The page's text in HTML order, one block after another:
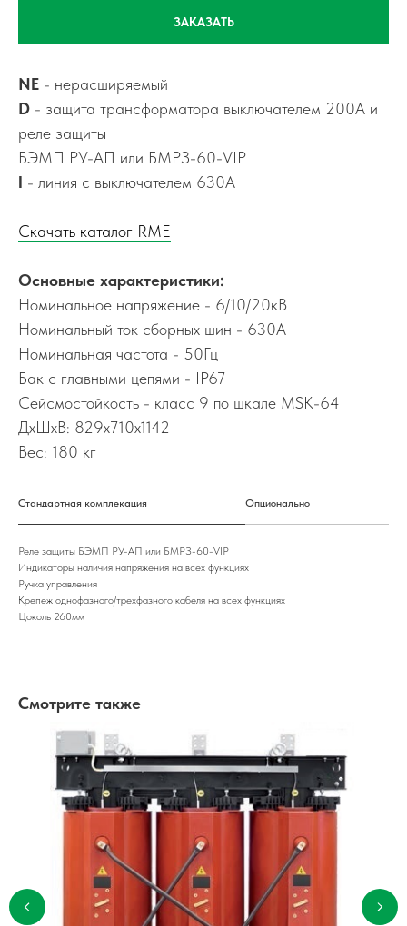
ЗАКАЗАТЬ
NE - нерасширяемый
D - защита трансформатора выключателем 200А и
реле защиты
БЭМП РУ-АП или БМРЗ-60-VIP
I - линия с выключателем 630А
Скачать каталог RME
Основные характеристики:
Номинальное напряжение - 6/10/20кВ
Номинальный ток сборных шин - 630А
Номинальная частота - 50Гц
Бак с главными цепями - IP67
Сейсмостойкость - класс 9 по шкале MSK-64
ДхШхВ: 829х710х1142
Вес: 180 кг
Стандартная комплекация Опционально
Реле защиты БЭМП РУ-АП или БМРЗ-60-VIP
Индикаторы наличия напряжения на всех функциях
Ручка управления
Крепеж однофазного/трехфазного кабеля на всех функциях
Цоколь 260мм
Смотрите также